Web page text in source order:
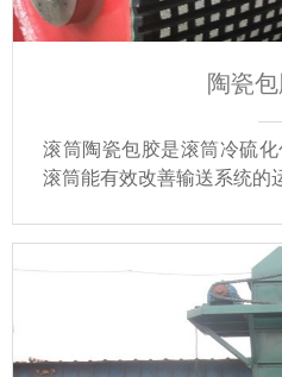
陶瓷
滚筒陶瓷包胶是滚筒冷硫
滚筒能有效改善输送系统的